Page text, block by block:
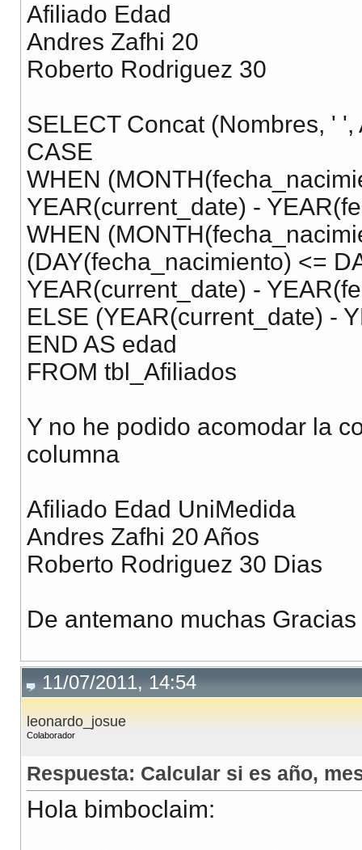
Afiliado Edad
Andres Zafhi 20
Roberto Rodriguez 30
SELECT Concat (Nombres, '
CASE
WHEN
YEAR(current_date) -
WHEN
(DAY(fecha_nacimiento) <=
YEAR(current_date) -
ELSE (YEAR(current_date) -
END AS edad
FROM tbl_Afiliados
Y no he podido acomodar la
columna
Afiliado Edad UniMedida
Andres Zafhi 20 Años
Roberto Rodriguez 30 Dias
De antemano muchas
11/07/2011, 14:54
leonardo_josue
Colaborador
Respuesta: Calcular si es año,
Hola bimboclaim: